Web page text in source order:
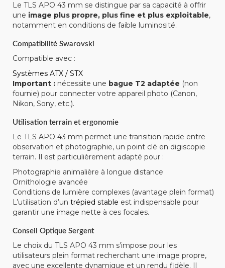
Le TLS APO 43 mm se distingue par sa capacité à offrir
une image plus propre, plus fine et plus exploitable,
notamment en conditions de faible luminosité.
Compatibilité Swarovski
Compatible avec :
Systèmes ATX / STX
Important : nécessite une bague T2 adaptée (non
fournie) pour connecter votre appareil photo (Canon,
Nikon, Sony, etc.).
Utilisation terrain et ergonomie
Le TLS APO 43 mm permet une transition rapide entre
observation et photographie, un point clé en digiscopie
terrain. Il est particulièrement adapté pour :
Photographie animalière à longue distance
Ornithologie avancée
Conditions de lumière complexes (avantage plein format)
L’utilisation d’un trépied stable est indispensable pour
garantir une image nette à ces focales.
Conseil Optique Sergent
Le choix du TLS APO 43 mm s’impose pour les
utilisateurs plein format recherchant une image propre,
avec une excellente dynamique et un rendu fidèle. Il